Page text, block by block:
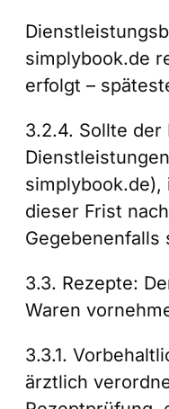
simplybook.de
erfolgt –
3.2.4. Sollte der
dieser Frist
3.3. Rezepte:
Waren
3.3.1.
ärztlich